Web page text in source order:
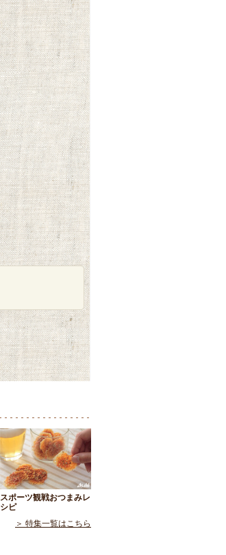
スポーツ観戦おつまみレ
シピ
＞ 特集一覧はこちら